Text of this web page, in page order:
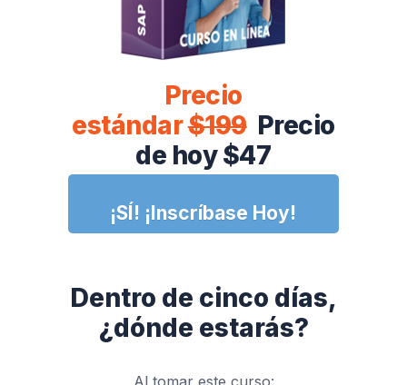
Precio
estándar$199 Precio
de hoy $47
¡SÍ! ¡Inscríbase Hoy!
Dentro de cinco días,
¿dónde estarás?
Al tomar este curso: